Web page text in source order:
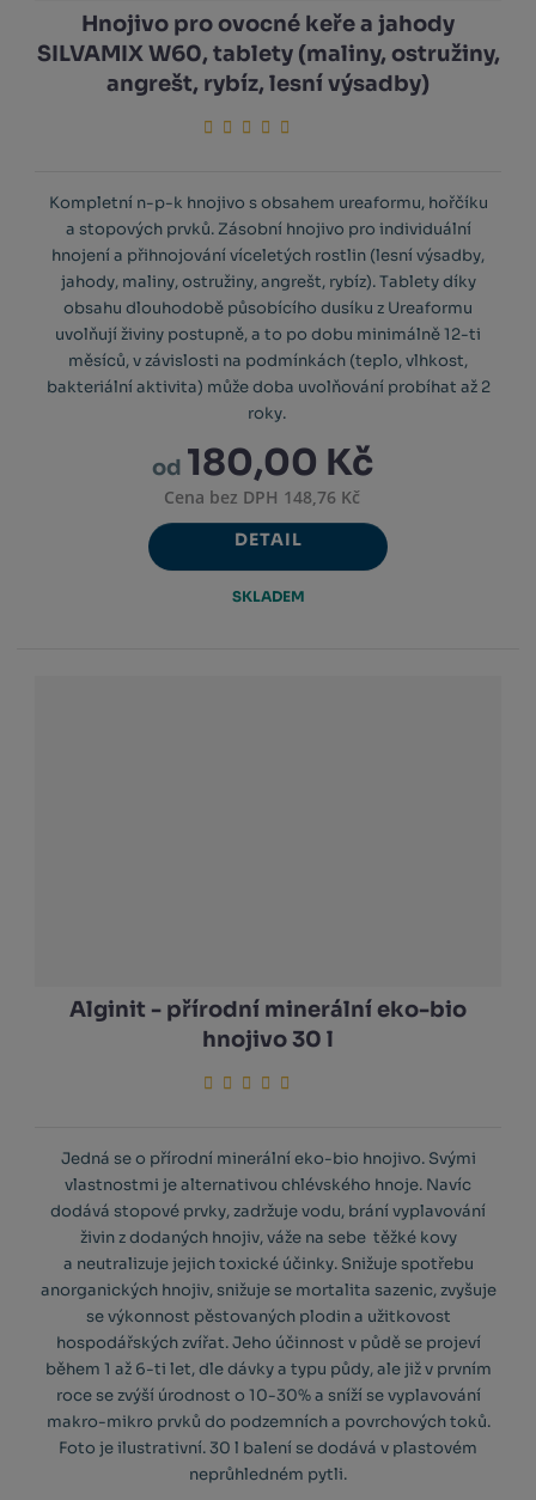
Hnojivo pro ovocné keře a jahody
SILVAMIX W60, tablety (maliny, ostružiny,
angrešt, rybíz, lesní výsadby)
Kompletní n-p-k hnojivo s obsahem ureaformu, hořčíku
a stopových prvků. Zásobní hnojivo pro individuální
hnojení a přihnojování víceletých rostlin (lesní výsadby,
jahody, maliny, ostružiny, angrešt, rybíz). Tablety díky
obsahu dlouhodobě působícího dusíku z Ureaformu
uvolňují živiny postupně, a to po dobu minimálně 12-ti
měsíců, v závislosti na podmínkách (teplo, vlhkost,
bakteriální aktivita) může doba uvolňování probíhat až 2
roky.
od 180,00 Kč
Cena bez DPH 148,76 Kč
DETAIL
SKLADEM
Alginit - přírodní minerální eko-bio
hnojivo 30 l
Jedná se o přírodní minerální eko-bio hnojivo. Svými
vlastnostmi je alternativou chlévského hnoje. Navíc
dodává stopové prvky, zadržuje vodu, brání vyplavování
živin z dodaných hnojiv, váže na sebe těžké kovy
a neutralizuje jejich toxické účinky. Snižuje spotřebu
anorganických hnojiv, snižuje se mortalita sazenic, zvyšuje
se výkonnost pěstovaných plodin a užitkovost
hospodářských zvířat. Jeho účinnost v půdě se projeví
během 1 až 6-ti let, dle dávky a typu půdy, ale již v prvním
roce se zvýší úrodnost o 10-30% a sníží se vyplavování
makro-mikro prvků do podzemních a povrchových toků.
Foto je ilustrativní. 30 l balení se dodává v plastovém
neprůhledném pytli.